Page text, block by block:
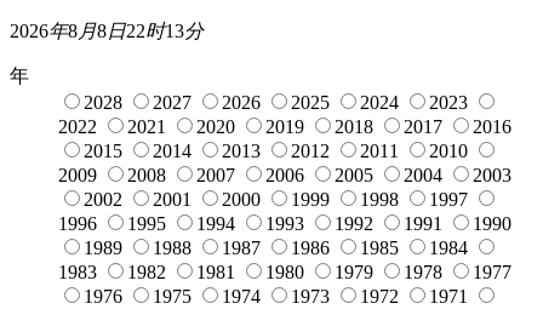
2026年8月8日22时13分
年
2028
2027 2026 2025 2024
2023
2022
2021 2020 2019 2018 2017
2016
2015
2014 2013 2012 2011
2010
2009
2008 2007 2006 2005 2004
2003
2002
2001 2000 1999 1998
1997
1996
1995 1994 1993 1992 1991
1990
1989
1988 1987 1986 1985
1984
1983
1982 1981 1980 1979 1978
1977
1976
1975 1974 1973 1972
1971